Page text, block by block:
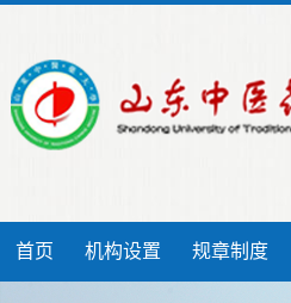
首页 机构设置 规章制度